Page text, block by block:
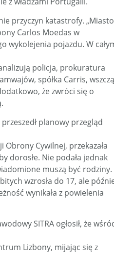
przyczyn katastrofy. „Miasto
Carlos Moedas w
wykolejenia pojazdu. W
policja, prokuratura
spółka Carris,
że zwróci się o
planowy przegląd
Cywilnej, przekazała
dorosłe. Nie podała jednak
muszą być rodziny.
wzrosła do 17, ale
wynikała z powielenia
SITRA ogłosił, że
Lizbony, mijając się z